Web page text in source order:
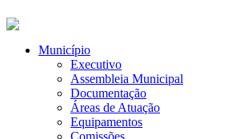
Município
Executivo
Assembleia Municipal
Documentação
Áreas de Atuação
Equipamentos
Comissões